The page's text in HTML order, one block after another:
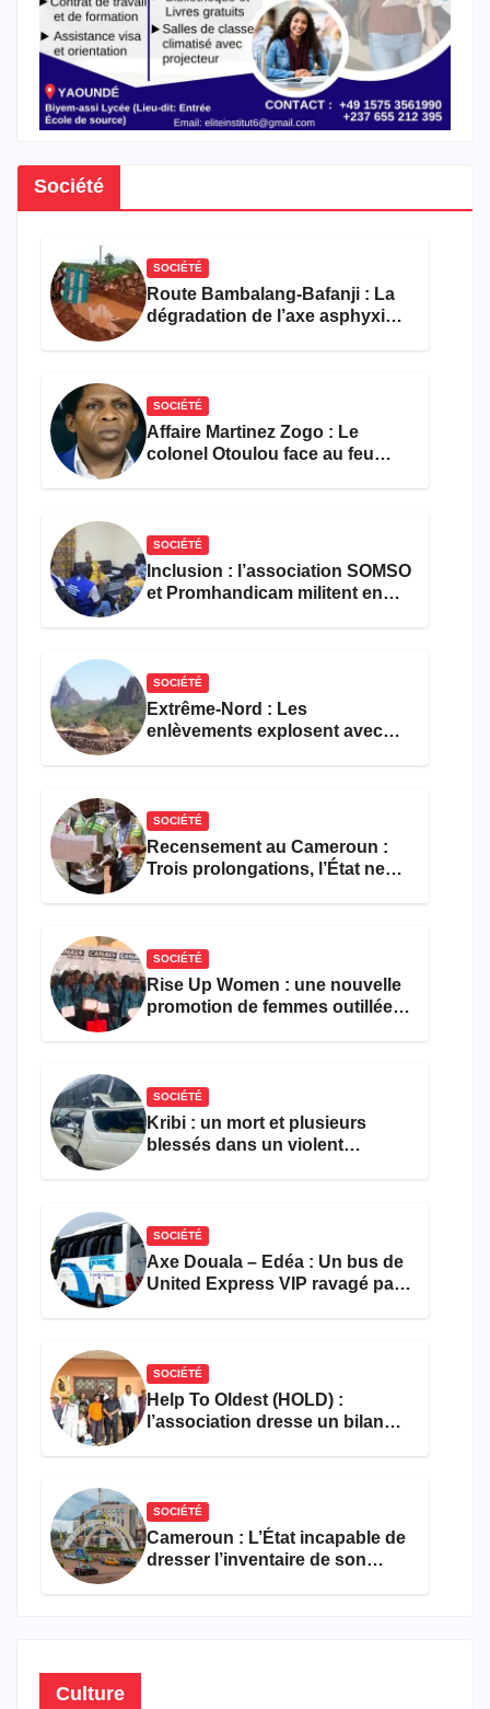
Société
SOCIÉTÉ
Route Bambalang-Bafanji : La
dégradation de l’axe asphyxie
SOCIÉTÉ
Affaire Martinez Zogo : Le
colonel Otoulou face au feu
SOCIÉTÉ
Inclusion : l’association SOMSO
et Promhandicam militent en
SOCIÉTÉ
Extrême-Nord : Les
enlèvements explosent avec
SOCIÉTÉ
Recensement au Cameroun :
Trois prolongations, l’État ne
SOCIÉTÉ
Rise Up Women : une nouvelle
promotion de femmes outillées
SOCIÉTÉ
Kribi : un mort et plusieurs
blessés dans un violent
SOCIÉTÉ
Axe Douala – Edéa : Un bus de
United Express VIP ravagé par
SOCIÉTÉ
Help To Oldest (HOLD) :
l’association dresse un bilan
SOCIÉTÉ
Cameroun : L’État incapable de
dresser l’inventaire de son
Culture